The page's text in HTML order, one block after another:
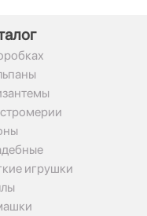
игрушки